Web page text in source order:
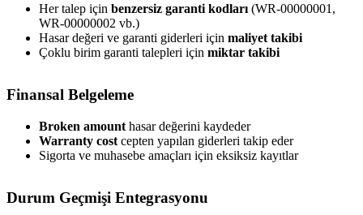
Her talep için benzersiz garanti kodları (WR-00000001,
WR-00000002 vb.)
Hasar değeri ve garanti giderleri için maliyet takibi
Çoklu birim garanti talepleri için miktar takibi
Finansal Belgeleme
Broken amount hasar değerini kaydeder
Warranty cost cepten yapılan giderleri takip eder
Sigorta ve muhasebe amaçları için eksiksiz kayıtlar
Durum Geçmişi Entegrasyonu